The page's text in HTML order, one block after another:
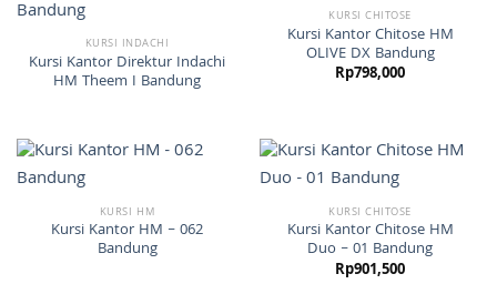
KURSI INDACHI
Kursi Kantor Direktur Indachi
HM Theem I Bandung
KURSI CHITOSE
Kursi Kantor Chitose HM
OLIVE DX Bandung
Rp798,000
KURSI HM
Kursi Kantor HM – 062
Bandung
KURSI CHITOSE
Kursi Kantor Chitose HM
Duo – 01 Bandung
Rp901,500